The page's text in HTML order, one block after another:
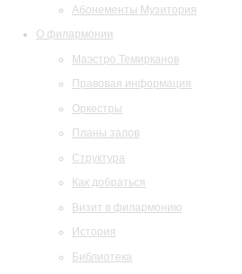
Абонементы Музитория
О филармонии
Маэстро Темирканов
Правовая информация
Оркестры
Планы залов
Структура
Как добраться
Визит в филармонию
История
Библиотека